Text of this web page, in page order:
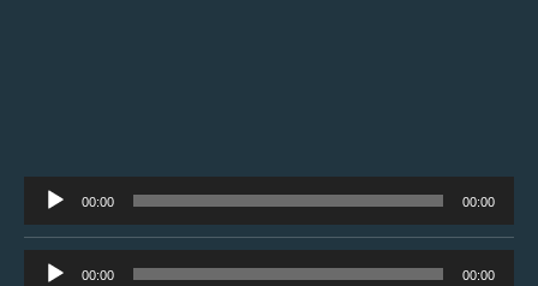
Tocador
de
áudio
00:00 00:00
Tocador 00:00 00:00